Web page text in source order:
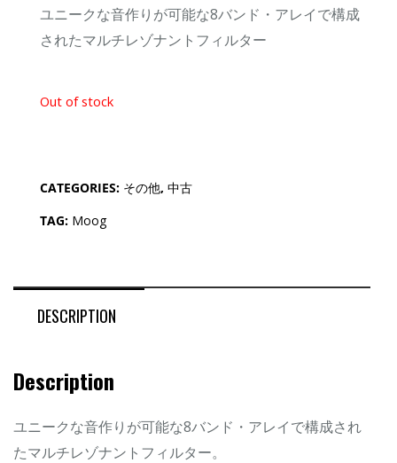
ユニークな音作りが可能な8バンド・アレイで構成
されたマルチレゾナントフィルター
Out of stock
CATEGORIES: その他, 中古
TAG: Moog
DESCRIPTION
Description
ユニークな音作りが可能な8バンド・アレイで構成され
たマルチレゾナントフィルター。